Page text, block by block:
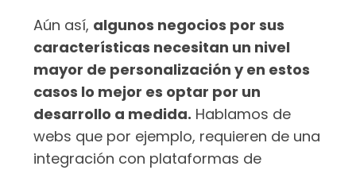
Aún así, algunos negocios por sus
características necesitan un nivel
mayor de personalización y en estos
casos lo mejor es optar por un
desarrollo a medida. Hablamos de
webs que por ejemplo, requieren de una
integración con plataformas de